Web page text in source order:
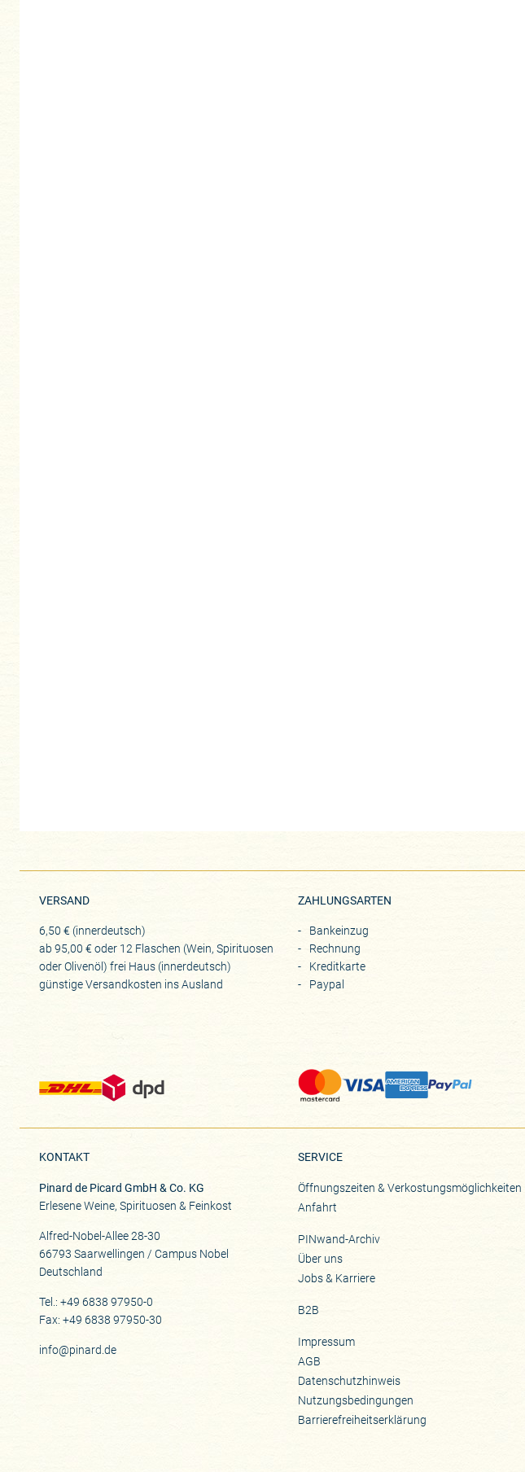
VERSAND
6,50 € (innerdeutsch)
ab 95,00 € oder 12 Flaschen (Wein, Spirituosen
oder Olivenöl) frei Haus (innerdeutsch)
günstige Versandkosten ins Ausland
ZAHLUNGSARTEN
Bankeinzug
Rechnung
Kreditkarte
Paypal
KONTAKT
Pinard de Picard GmbH & Co. KG
Erlesene Weine, Spirituosen & Feinkost
Alfred-Nobel-Allee 28-30
66793 Saarwellingen / Campus Nobel
Deutschland
Tel.: +49 6838 97950-0
Fax: +49 6838 97950-30
info@pinard.de
SERVICE
Öffnungszeiten & Verkostungsmöglichkeiten
Anfahrt
PINwand-Archiv
Über uns
Jobs & Karriere
B2B
Impressum
AGB
Datenschutzhinweis
Nutzungsbedingungen
Barrierefreiheitserklärung